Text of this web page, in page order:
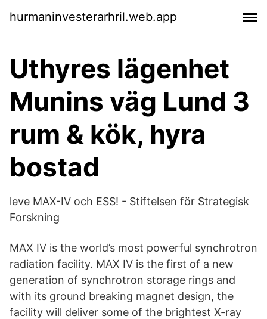
hurmaninvesterarhril.web.app
Uthyres lägenhet
Munins väg Lund 3
rum & kök, hyra
bostad
leve MAX-IV och ESS! - Stiftelsen för Strategisk
Forskning
MAX IV is the world’s most powerful synchrotron
radiation facility. MAX IV is the first of a new
generation of synchrotron storage rings and
with its ground breaking magnet design, the
facility will deliver some of the brightest X-ray